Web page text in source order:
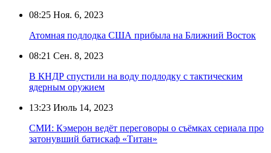
08:25 Ноя. 6, 2023
Атомная подлодка США прибыла на Ближний Восток
08:21 Сен. 8, 2023
В КНДР спустили на воду подлодку с тактическим
ядерным оружием
13:23 Июль 14, 2023
СМИ: Кэмерон ведёт переговоры о съёмках сериала про
затонувший батискаф «Титан»